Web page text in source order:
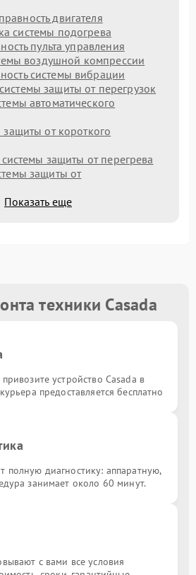
двигателя
системы подогрева
пульта управления
воздушной компрессии
системы вибрации
защиты от перегрузок
автоматического
от короткого
защиты от перегрева
защиты от
Показать еще
техники Casada
устройство Casada в
предоставляется бесплатно
полную диагностику: аппаратную,
занимает около 60 минут.
с вами все условия